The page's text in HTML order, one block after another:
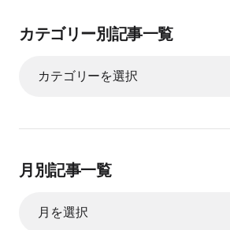
カテゴリー別記事一覧
月別記事一覧